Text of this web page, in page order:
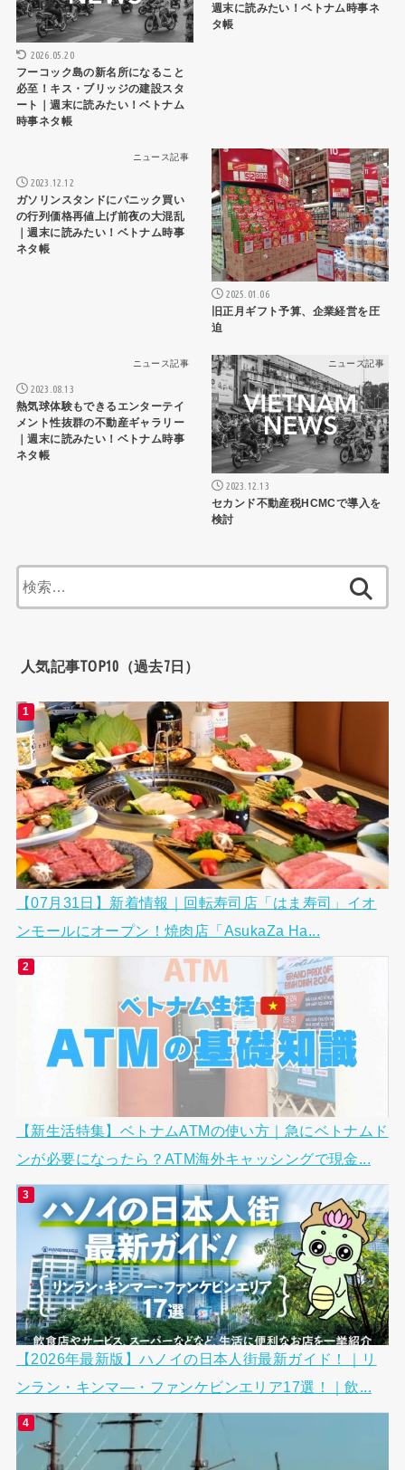
2026.05.20
フーコック島の新名所になること
必至！キス・ブリッジの建設スタ
ート｜週末に読みたい！ベトナム
時事ネタ帳
週末に読みたい！ベトナム時事ネ
タ帳
ニュース記事
2023.12.12
ガソリンスタンドにパニック買い
の行列価格再値上げ前夜の大混乱
｜週末に読みたい！ベトナム時事
ネタ帳
ニュース記事
2025.01.06
旧正月ギフト予算、企業経営を圧
迫
ニュース記事
2023.08.13
熱気球体験もできるエンターテイ
メント性抜群の不動産ギャラリー
｜週末に読みたい！ベトナム時事
ネタ帳
ニュース記事
2023.12.13
セカンド不動産税HCMCで導入を
検討
索:
人気記事TOP10（過去7日）
【07月31日】新着情報｜回転寿司店「はま寿司」イオ
ンモールにオープン！焼肉店「AsukaZa Ha...
【新生活特集】ベトナムATMの使い方｜急にベトナムド
ンが必要になったら？ATM海外キャッシングで現金...
【2026年最新版】ハノイの日本人街最新ガイド！｜リ
ンラン・キンマ―・ファンケビンエリア17選！｜飲...